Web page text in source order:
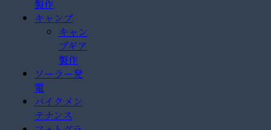
製作
キャンプ
キャン
プギア
製作
ソーラー発
電
バイクメン
テナンス